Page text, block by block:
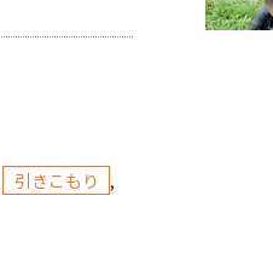
引きこもり
,